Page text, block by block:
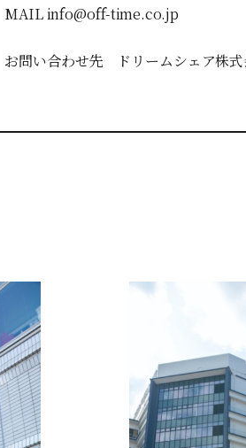
MAIL info@off-time.co.jp
お問い合わせ先 ドリームシェア株